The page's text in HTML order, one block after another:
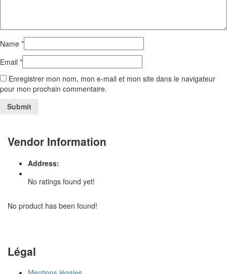
Name *
Email *
Enregistrer mon nom, mon e-mail et mon site dans le navigateur
pour mon prochain commentaire.
Vendor Information
Address:
No ratings found yet!
No product has been found!
Légal